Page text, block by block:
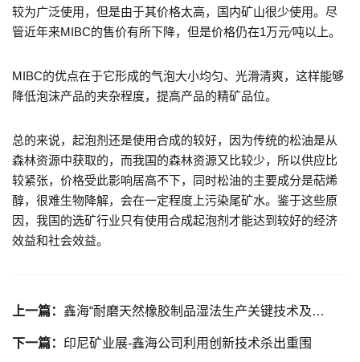
较为广泛使用，但是由于其价格太高，国内矿山很少使用。尽
管近年来MIBC的售价有所下降，但是价格仍在1万元∕吨以上。
MIBC的优点在于它形成的气泡大小均匀、光滑清爽，这样能够
降低泡沫产品的夹杂程度，提高产品的精矿品位。
总的来说，起泡剂还是使用合成的较好，因为传统的松油是从
森林资源中获取的，而我国的森林资源又比较少，所以供应比
较紧张，价格受此影响居高不下，同时松油的主要成分是萜烯
醇，很难生物降解，会在一定程度上污染尾矿水。鉴于这些原
因，我国的选矿行业只有使用合成起泡剂才能达到较好的经济
效益和社会效益。
上一篇： 鑫海“耐磨天然橡胶制品湿法生产关键技术及产业化”项目 省级科技成果鉴定会成功召开
下一篇： 印尼矿业展-鑫海公司利用创新技术杀出重围